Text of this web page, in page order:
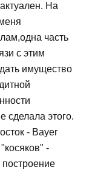
На
часть
с этим
имущество
сделала этого.
- Bayer
-